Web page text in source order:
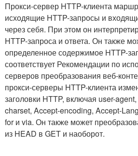
Прокси-сервер HTTP-клиента
исходящие HTTP-запросы и
через себя. При этом он
HTTP-запроса и ответа. Он также
определенное содержимое HTTP-
соответствует Рекомендации по
серверов преобразования веб-
прокси-серверы HTTP-клиента
заголовки HTTP, включая user-
charset, Accept-encoding, Accept-
for и via. Он также может
из HEAD в GET и наоборот.